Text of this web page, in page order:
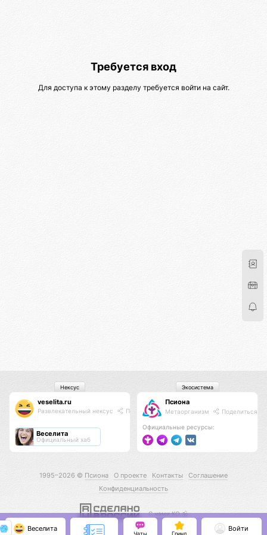
Требуется вход
Для доступа к этому разделу требуется войти на сайт.
veselita.ru
Развлекательный нексус Поделиться
Веселита
Официальный хаб
Нексус
Псиона
Метаорганизм Поделиться
Официальные ресурсы:
Экосистема
1995–2026 © Псиона О проекте Контакты
Соглашение
Конфиденциальность
С нами КО 🕉️
Веселита
Чаты Гринд
Войти